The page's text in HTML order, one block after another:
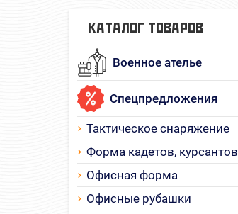
КАТАЛОГ ТОВАРОВ
Военное ателье
Спецпредложения
Тактическое снаряжение
Форма кадетов, курсантов
Офисная форма
Офисные рубашки